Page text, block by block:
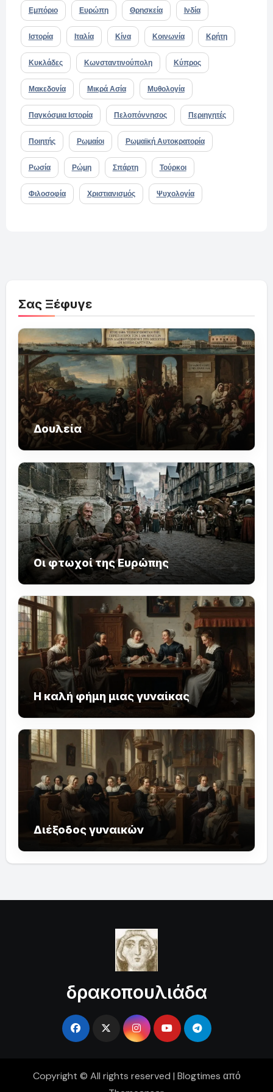
Εμπόριο Ευρώπη Θρησκεία Ινδία
Ιστορία Ιταλία Κίνα Κοινωνία Κρήτη
Κυκλάδες Κωνσταντινούπολη Κύπρος
Μακεδονία Μικρά Ασία Μυθολογία
Παγκόσμια Ιστορία Πελοπόννησος Περιηγητές
Ποιητής Ρωμαίοι Ρωμαϊκή Αυτοκρατορία
Ρωσία Ρώμη Σπάρτη Τούρκοι
Φιλοσοφία Χριστιανισμός Ψυχολογία
Σας Ξέφυγε
Δουλεία
Οι φτωχοί της Ευρώπης
Η καλή φήμη μιας γυναίκας
Διέξοδος γυναικών
δρακοπουλιάδα
Copyright © All rights reserved | Blogtimes από